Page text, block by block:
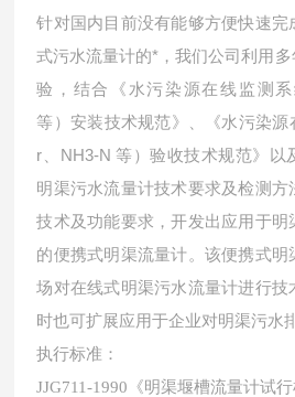
针对国内目前没有能够方便快速完
式污水流量计的*，我们公司利用
验，结合《水污染源在线监测系
等）安装技术规范》、《水污染
r、NH3-N 等）验收技术规范》以
明渠污水流量计技术要求及检测
技术及功能要求，开发出应用于明
的便携式明渠流量计。该便携式
场对在线式明渠污水流量计进行技
时也可扩展应用于企业对明渠污水
执行标准：
JJG711-1990《明渠堰槽流量计试行